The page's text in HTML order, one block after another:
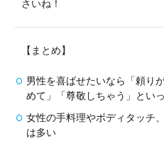
さいね！
【まとめ】
男性を喜ばせたいなら「頼り
めて」「尊敬しちゃう」とい
女性の手料理やボディタッチ
は多い